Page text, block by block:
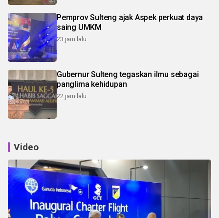
Pemprov Sulteng ajak Aspek perkuat daya
saing UMKM
23 jam lalu
Gubernur Sulteng tegaskan ilmu sebagai
panglima kehidupan
22 jam lalu
Video